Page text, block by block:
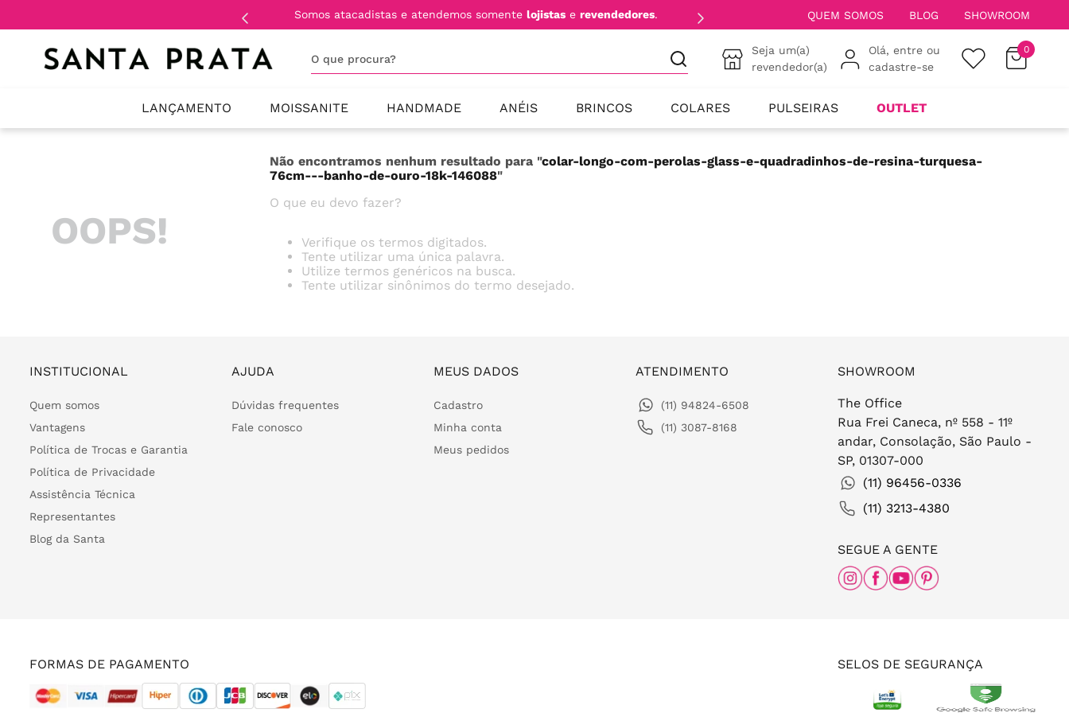
Somos atacadistas e atendemos somentelojistas erevendedores. QUEM SOMOS BLOG SHOWROOM
Seja um(a)
revendedor(a)
Olá, entre ou
cadastre-se
0
LANÇAMENTO MOISSANITE HANDMADE ANÉIS BRINCOS COLARES PULSEIRAS OUTLET
OOPS!
Não encontramos nenhum resultado para "colar-longo-com-perolas-glass-e-quadradinhos-de-resina-turquesa-
76cm---banho-de-ouro-18k-146088"
O que eu devo fazer?
Verifique os termos digitados.
Tente utilizar uma única palavra.
Utilize termos genéricos na busca.
Tente utilizar sinônimos do termo desejado.
INSTITUCIONAL
Quem somos
Vantagens
Política de Trocas e Garantia
Política de Privacidade
Assistência Técnica
Representantes
Blog da Santa
AJUDA
Dúvidas frequentes
Fale conosco
MEUS DADOS
Cadastro
Minha conta
Meus pedidos
ATENDIMENTO
(11) 94824-6508
(11) 3087-8168
SHOWROOM
The Office
Rua Frei Caneca, nº 558 - 11º
andar, Consolação, São Paulo -
SP, 01307-000
(11) 96456-0336
(11) 3213-4380
SEGUE A GENTE
FORMAS DE PAGAMENTO SELOS DE SEGURANÇA